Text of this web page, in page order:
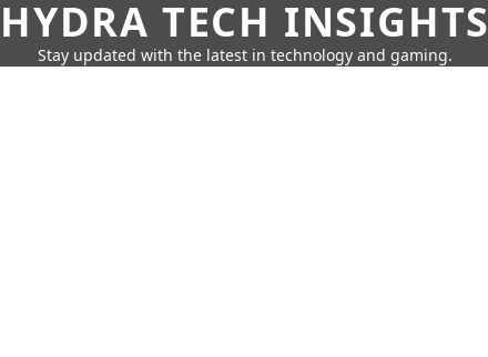
HYDRA TECH INSIGHTS
Stay updated with the latest in technology and gaming.